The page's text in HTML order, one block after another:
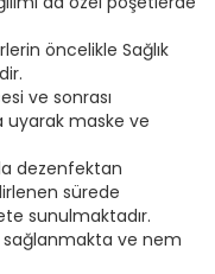
öncelikle Sağlık
ve sonrası
uyarak maske ve
dezenfektan
sürede
sunulmaktadır.
sağlanmakta ve nem